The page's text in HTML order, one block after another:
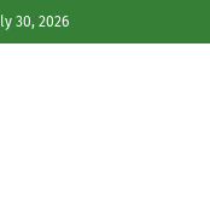
30, 2026